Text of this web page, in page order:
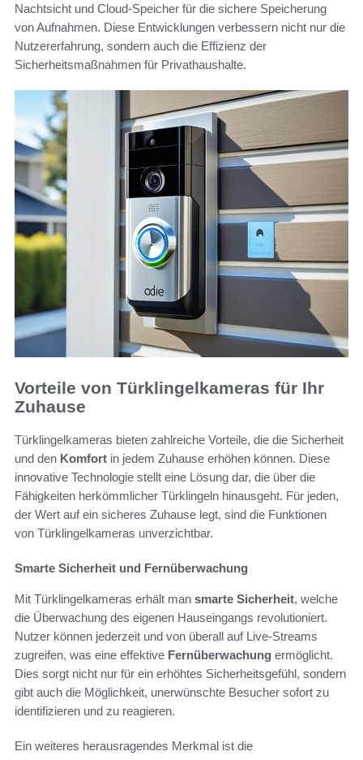
Nachtsicht und Cloud-Speicher für die sichere Speicherung
von Aufnahmen. Diese Entwicklungen verbessern nicht nur die
Nutzererfahrung, sondern auch die Effizienz der
Sicherheitsmaßnahmen für Privathaushalte.
Vorteile von Türklingelkameras für Ihr
Zuhause
Türklingelkameras bieten zahlreiche Vorteile, die die Sicherheit
und den Komfort in jedem Zuhause erhöhen können. Diese
innovative Technologie stellt eine Lösung dar, die über die
Fähigkeiten herkömmlicher Türklingeln hinausgeht. Für jeden,
der Wert auf ein sicheres Zuhause legt, sind die Funktionen
von Türklingelkameras unverzichtbar.
Smarte Sicherheit und Fernüberwachung
Mit Türklingelkameras erhält man smarte Sicherheit, welche
die Überwachung des eigenen Hauseingangs revolutioniert.
Nutzer können jederzeit und von überall auf Live-Streams
zugreifen, was eine effektive Fernüberwachung ermöglicht.
Dies sorgt nicht nur für ein erhöhtes Sicherheitsgefühl, sondern
gibt auch die Möglichkeit, unerwünschte Besucher sofort zu
identifizieren und zu reagieren.
Ein weiteres herausragendes Merkmal ist die